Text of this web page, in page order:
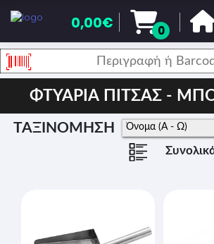
0,00€ 0
ΦΤΥΑΡΙΑ ΠΙΤΣΑΣ -
ΤΑΞΙΝΟΜΗΣΗ